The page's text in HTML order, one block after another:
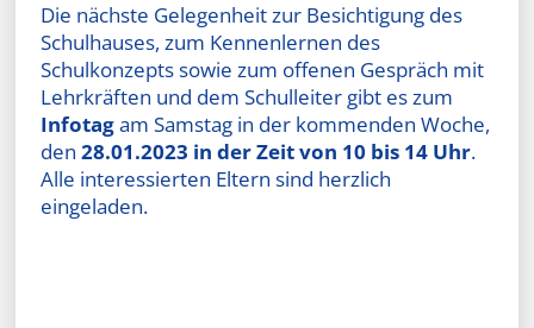
Die nächste Gelegenheit zur Besichtigung des
Schulhauses, zum Kennenlernen des
Schulkonzepts sowie zum offenen Gespräch mit
Lehrkräften und dem Schulleiter gibt es zum
Infotagam Samstag in der kommenden Woche,
den 28.01.2023 in der Zeit von 10 bis 14 Uhr.
Alle interessierten Eltern sind herzlich
eingeladen.